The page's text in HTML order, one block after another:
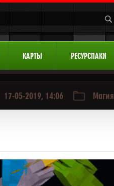
КАРТЫ РЕСУРСПАКИ
17-05-2019, 14:06 Магия